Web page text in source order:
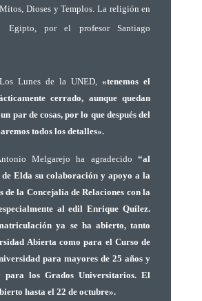
Dioses y Templos. La religión en
Egipto, por el profesor Santiago
Lunes de la UNED,«tenemos el
cerrado, aunque quedan
par de cosas, por lo que después del
todos los detalles».
Melgarejo ha agradecido“al
Elda su colaboración y apoyo a la
de la Concejalía de Relaciones con la
al edil Enrique Quílez.
ya se ha abierto, tanto
Abierta como para el Curso de
para mayores de 25 años y
para los Grados Universitarios. El
hasta el 22 de octubre».